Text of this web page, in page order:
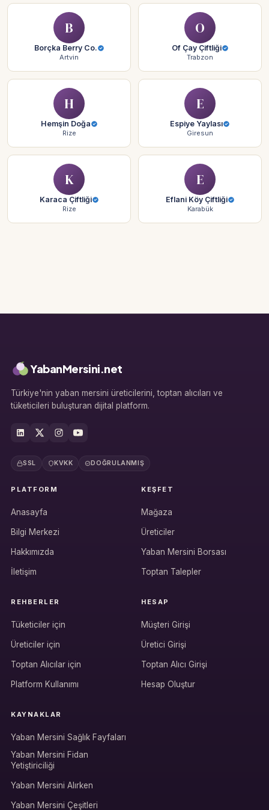
Hesabına giriş yap
Üretici / çiftçi paneli
B
Borçka Berry Co.
Artvin
O
Of Çay Çiftliği
Trabzon
H
Hemşin Doğa
Rize
E
Espiye Yaylası
Giresun
K
Karaca Çiftliği
Rize
E
Eflani Köy Çiftliği
Karabük
YabanMersini.net
Türkiye'nin yaban mersini üreticilerini, toptan alıcıları ve
tüketicileri buluşturan dijital platform.
SSL KVKK DOĞRULANMIŞ
PLATFORM
Anasayfa
Bilgi Merkezi
Hakkımızda
İletişim
KEŞFET
Mağaza
Üreticiler
Yaban Mersini Borsası
Toptan Talepler
REHBERLER
Tüketiciler için
Üreticiler için
Toptan Alıcılar için
Platform Kullanımı
HESAP
Müşteri Girişi
Üretici Girişi
Toptan Alıcı Girişi
Hesap Oluştur
KAYNAKLAR
Yaban Mersini Sağlık Fayfaları
Yaban Mersini Fidan
Yetiştiriciliği
Yaban Mersini Alırken
Yaban Mersini Çeşitleri